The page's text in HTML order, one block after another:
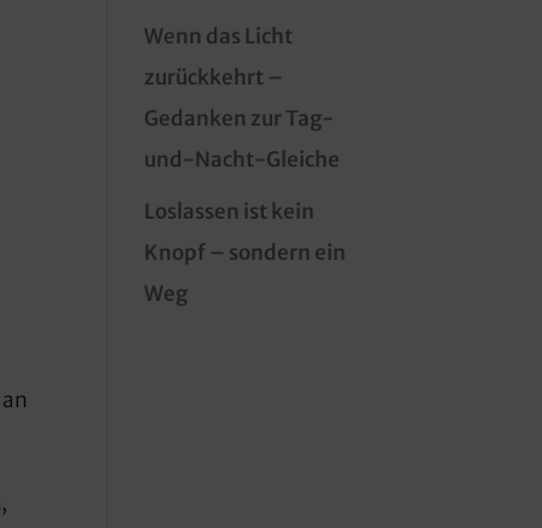
Wenn das Licht
zurückkehrt –
Gedanken zur Tag-
und-Nacht-Gleiche
Loslassen ist kein
Knopf – sondern ein
Weg